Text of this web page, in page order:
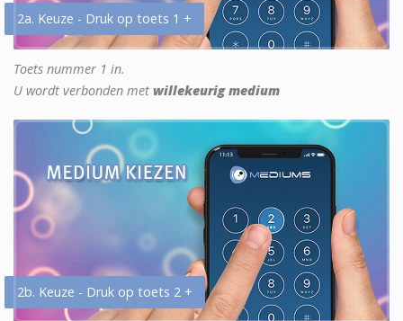
2a. Keuze - Druk op toets 1 +
Toets nummer 1 in.
U wordt verbonden met willekeurig medium
2b. Keuze - Druk op toets 2 +